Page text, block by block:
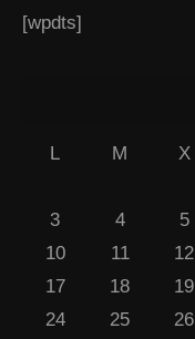
[wpdts]
L M X
3
4 5
10
11 12
17
18 19
24
25 26